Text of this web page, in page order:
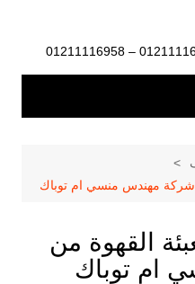
شركة مهندس منسي ام توباك
القهوة من
ام توباك